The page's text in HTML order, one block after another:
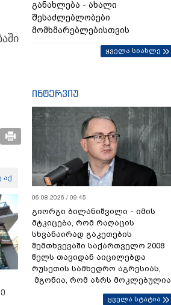
განახლება - ახალი
შესაძლებლობები
მომხმარებლებისთვის
ყველა სიახლე
ინტერვიუ
06.08.2026 / 09:45
გიორგი ბილანიშვილი - იმის
მტკიცება, რომ რაღაცის
სხვანაირად გაკეთების
შემთხვევაში საქართველო 2008
წელს თავიდან აიცილებდა
რუსეთის სამხედრო აგრესიას,
მგონია, რომ აზრს მოკლებულია
ყველა სტატია